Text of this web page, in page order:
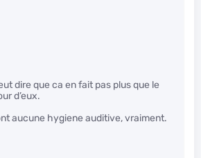
dire que ca en fait pas plus que le
d’eux.
aucune hygiene auditive, vraiment.